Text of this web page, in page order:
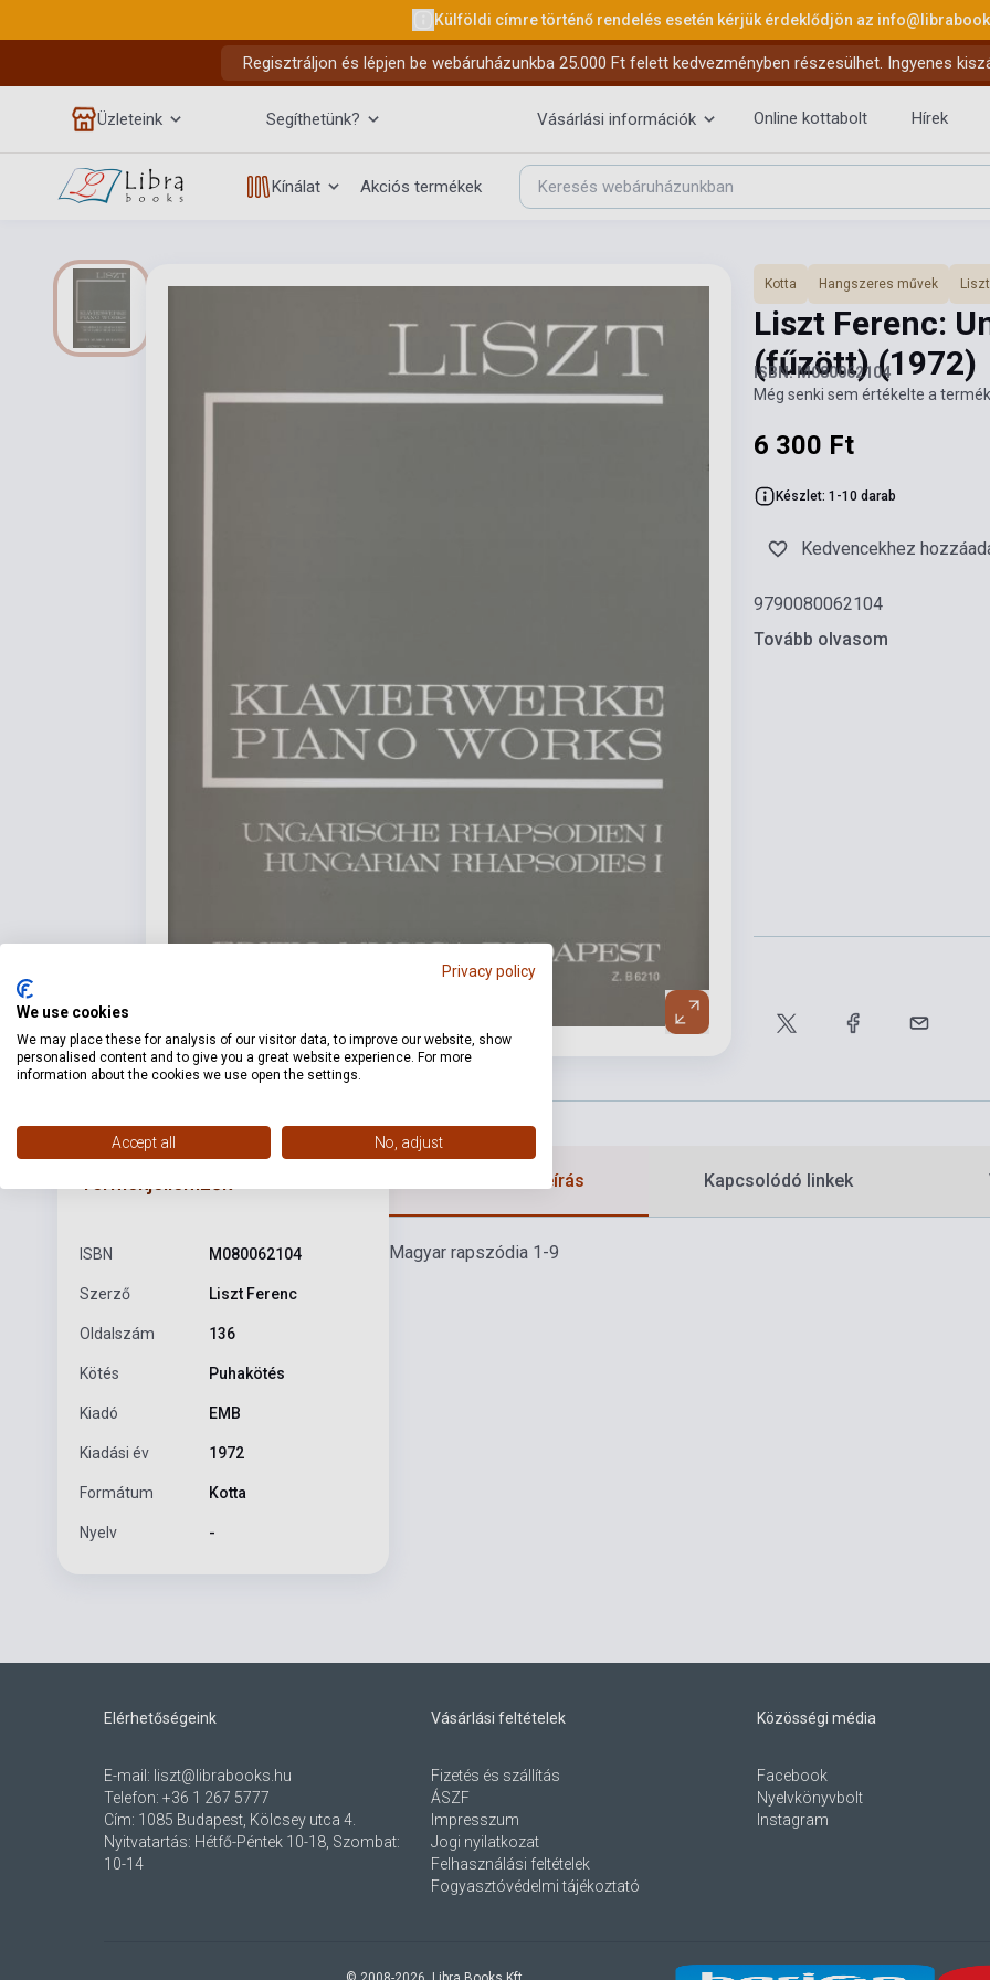
Külföldi címre történő rendelés esetén kérjük érdeklődjön az
Regisztráljon és lépjen be webáruházunkba 25.000 Ft felett kedvezményben részesülhet. Ingyenes
Üzleteink Segíthetünk? Vásárlási információk Online kottabolt Hírek
Kínálat Akciós termékek
Kotta Hangszeres művek
Liszt Ferenc:
(fűzött)(1972)
ISBN: M080062104
Még senki sem értékelte a
6 300 Ft
Készlet: 1-10 darab
Kedvencekhez
9790080062104
Tovább olvasom
ISBN M080062104
Szerző Liszt Ferenc
Oldalszám 136
Kötés Puhakötés
Kiadó EMB
Kiadási év 1972
Formátum Kotta
Nyelv -
Részletes leírás Kapcsolódó linkek
Magyar rapszódia 1-9
Elérhetőségeink
E-mail: liszt@librabooks.hu
Telefon: +36 1 267 5777
Cím: 1085 Budapest, Kölcsey utca 4.
Nyitvatartás: Hétfő-Péntek 10-18, Szombat:
10-14
Vásárlási feltételek
Fizetés és szállítás
ÁSZF
Impresszum
Jogi nyilatkozat
Felhasználási feltételek
Fogyasztóvédelmi tájékoztató
Közösségi média
Facebook
Nyelvkönyvbolt
Instagram
Privacy policy
We use cookies
We may place these for analysis of our visitor data, to improve our website, show
personalised content and to give you a great website experience. For more
information about the cookies we use open the settings.
Accept all No, adjust